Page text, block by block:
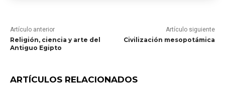
Artículo anterior
Religión, ciencia y arte del
Antiguo Egipto
Artículo siguiente
Civilización mesopotámica
ARTÍCULOS RELACIONADOS